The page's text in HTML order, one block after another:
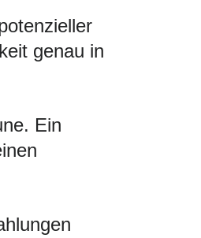
genau in
Ein